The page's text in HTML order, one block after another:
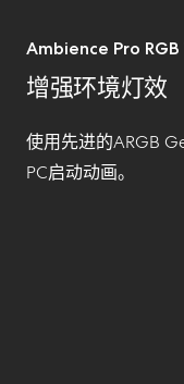
Ambience Pro RGB
增强环境灯效
使用先进的ARGB
PC启动动画。